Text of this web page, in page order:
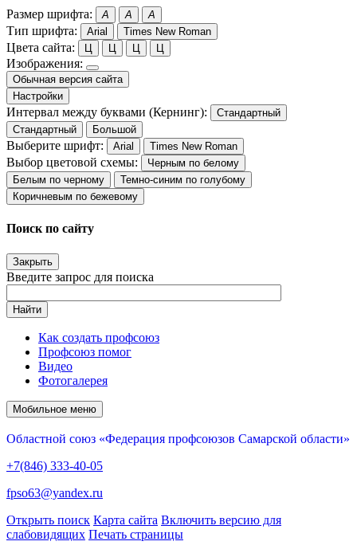
Размер шрифта: A A A
Тип шрифта: Arial Times New Roman
Цвета сайта: Ц Ц Ц Ц
Изображения:
Обычная версия сайта
Настройки
Интервал между буквами (Кернинг):
Стандартный
Стандартный
Большой
Выберите шрифт: Arial Times New Roman
Выбор цветовой схемы:
Черным по белому
Белым по черному
Темно-синим по голубому
Коричневым по бежевому
Поиск по сайту
Закрыть
Введите запрос для поиска
Найти
Как создать профсоюз
Профсоюз помог
Видео
Фотогалерея
Мобильное меню
Областной союз «Федерация профсоюзов Самарской области»
+7(846) 333-40-05
fpso63@yandex.ru
Открыть поиск Карта сайта Включить версию для
слабовидящих Печать страницы